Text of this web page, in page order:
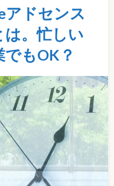
アドセンス
は。忙しい
もOK？